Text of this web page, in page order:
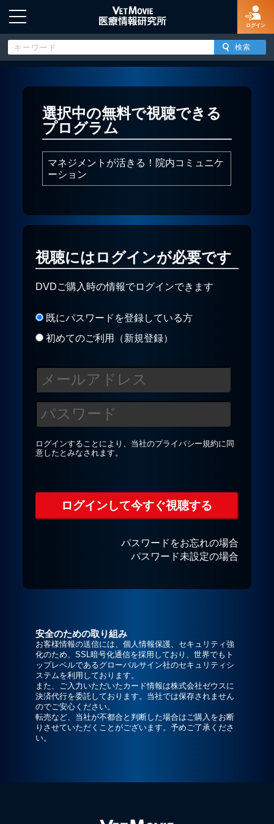
ログイン
ログイン
新規登録
著作権について
お問合せ
選択中の無料で視聴できる
プログラム
マネジメントが活きる！院内コミュニケ
ーション
視聴にはログインが必要です
DVDご購入時の情報でログインできます
既にパスワードを登録している方
初めてのご利用（新規登録）
ログインすることにより、当社のプライバシー規約に同
意したとみなされます。
パスワードをお忘れの場合
パスワード未設定の場合
安全のための取り組み
お客様情報の送信には、個人情報保護、セキュリティ強
化のため、SSL暗号化通信を採用しており、世界でもト
ップレベルであるグローバルサイン社のセキュリティシ
ステムを利用しております。
また、ご入力いただいたカード情報は株式会社ゼウスに
決済代行を委託しております。当社では保存されません
のでご安心ください。
転売など、当社が不都合と判断した場合はご購入をお断
りさせていただくことがございます。予めご了承くださ
い。